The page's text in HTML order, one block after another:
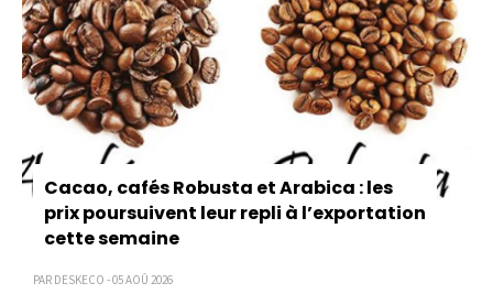
Cacao, cafés Robusta et Arabica : les
prix poursuivent leur repli à l’exportation
cette semaine
PAR DESKECO - 05 AOÛ 2026